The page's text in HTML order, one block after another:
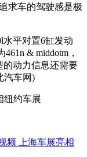
求车的驾驶感是极
平对置6缸发动
& middotm，
的动力信息还需要
汽车网)
纽约车展
频 上海车展亮相